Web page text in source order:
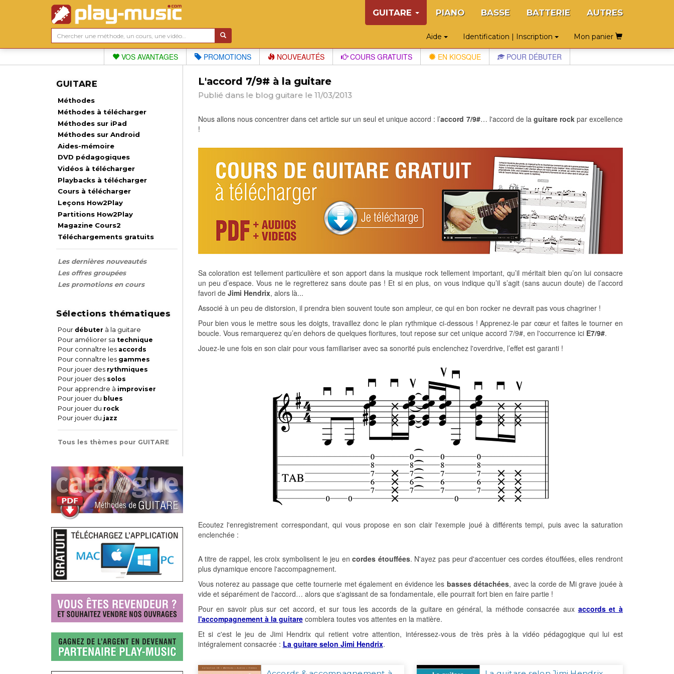
GUITARE PIANO BASSE BATTERIE AUTRES
Aide Identification | Inscription Mon panier
VOS AVANTAGES PROMOTIONS NOUVEAUTÉS COURS GRATUITS EN KIOSQUE POUR DÉBUTER
GUITARE
Méthodes
Méthodes à télécharger
Méthodes sur iPad
Méthodes sur Android
Aides-mémoire
DVD pédagogiques
Vidéos à télécharger
Playbacks à télécharger
Cours à télécharger
Leçons How2Play
Partitions How2Play
Magazine Cours2
Téléchargements gratuits
Les dernières nouveautés
Les offres groupées
Les promotions en cours
Sélections thématiques
Pour débuter à la guitare
Pour améliorer sa technique
Pour connaître les accords
Pour connaître les gammes
Pour jouer des rythmiques
Pour jouer des solos
Pour apprendre à improviser
Pour jouer du blues
Pour jouer du rock
Pour jouer du jazz
Tous les thèmes pour GUITARE
L'accord 7/9# à la guitare
Publié dans le blog guitare le 11/03/2013
Nous allons nous concentrer dans cet article sur un seul et unique accord : l’accord 7/9#… l'accord de la guitare rockpar excellence
!
Sa coloration est tellement particulière et son apport dans la musique rock tellement important, qu’il méritait bien qu’on lui consacre
un peu d’espace. Vous ne le regretterez sans doute pas ! Et si en plus, on vous indique qu’il s’agit (sans aucun doute) de l’accord
favori de Jimi Hendrix, alors là...
Associé à un peu de distorsion, il prendra bien souvent toute son ampleur, ce qui en bon rocker ne devrait pas vous chagriner !
Pour bien vous le mettre sous les doigts, travaillez donc le plan rythmique ci-dessous ! Apprenez-le par cœur et faites le tourner en
boucle. Vous remarquerez qu’en dehors de quelques fioritures, tout repose sur cet unique accord 7/9#, en l'occurrence ici E7/9#.
Jouez-le une fois en son clair pour vous familiariser avec sa sonorité puis enclenchez l'overdrive, l’effet est garanti !
Ecoutez l'enregistrement correspondant, qui vous propose en son clair l'exemple joué à différents tempi, puis avec la saturation
enclenchée :
A titre de rappel, les croix symbolisent le jeu encordes étouffées. N'ayez pas peur d'accentuer ces cordes étouffées, elles rendront
plus dynamique encore l'accompagnement.
Vous noterez au passage que cette tournerie met également en évidence les basses détachées, avec la corde de Mi grave jouée à
vide et séparément de l'accord… alors que s'agissant de sa fondamentale, elle pourrait fort bien en faire partie !
Pour en savoir plus sur cet accord, et sur tous les accords de la guitare en général, la méthode consacrée aux accords et à
l'accompagnement à la guitarecomblera toutes vos attentes en la matière.
Et si c'est le jeu de Jimi Hendrix qui retient votre attention, intéressez-vous de très près à la vidéo pédagogique qui lui est
intégralement consacrée : La guitare selon Jimi Hendrix.